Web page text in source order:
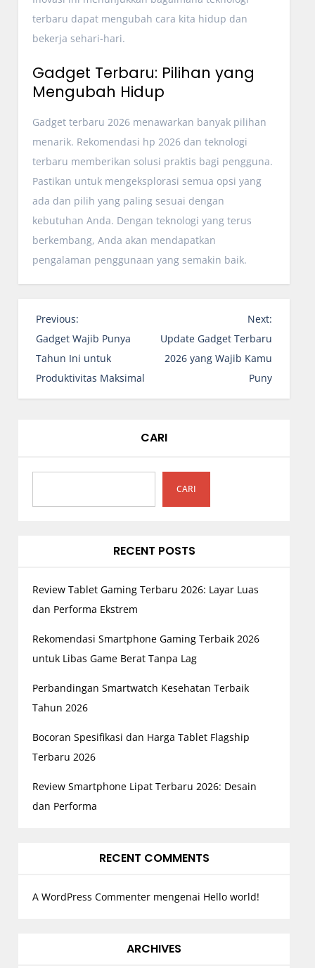
terbaru dapat mengubah cara kita hidup dan
bekerja sehari-hari.
Gadget Terbaru: Pilihan yang
Mengubah Hidup
Gadget terbaru 2026 menawarkan banyak pilihan
menarik. Rekomendasi hp 2026 dan teknologi
terbaru memberikan solusi praktis bagi pengguna.
Pastikan untuk mengeksplorasi semua opsi yang
ada dan pilih yang paling sesuai dengan
kebutuhan Anda. Dengan teknologi yang terus
berkembang, Anda akan mendapatkan
pengalaman penggunaan yang semakin baik.
N
a
v
i
g
p
s
Previous:
Gadget Wajib Punya
Tahun Ini untuk
Produktivitas Maksimal
Next:
Update Gadget Terbaru
2026 yang Wajib Kamu
Puny
CARI
CARI
RECENT POSTS
Review Tablet Gaming Terbaru 2026: Layar Luas
dan Performa Ekstrem
Rekomendasi Smartphone Gaming Terbaik 2026
untuk Libas Game Berat Tanpa Lag
Perbandingan Smartwatch Kesehatan Terbaik
Tahun 2026
Bocoran Spesifikasi dan Harga Tablet Flagship
Terbaru 2026
Review Smartphone Lipat Terbaru 2026: Desain
dan Performa
RECENT COMMENTS
A WordPress Commentermengenai Hello world!
ARCHIVES